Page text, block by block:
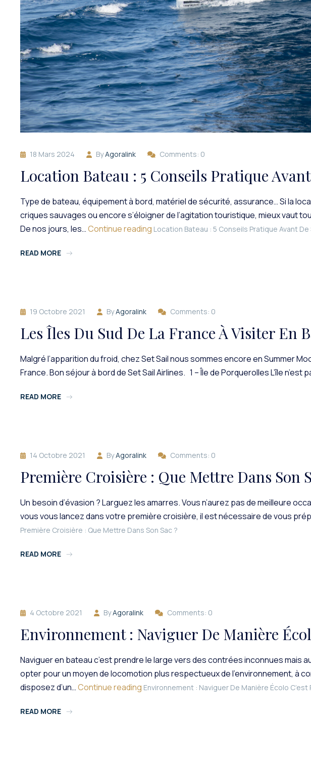
18 Mars 2024 ByAgoralink Comments: 0
Location Bateau : 5 Conseils Pratique
Type de bateau, équipement à bord, matériel de sécurité, assurance… Si la
criques sauvages ou encore s’éloigner de l’agitation touristique, mieux vaut
De nos jours, les…Continue reading Location Bateau : 5 Conseils Pratique Avant De
READ MORE
19 Octobre 2021 ByAgoralink Comments: 0
Les Îles Du Sud De La France À Visiter En
Malgré l’apparition du froid, chez Set Sail nous sommes encore en Summer
France. Bon séjour à bord de Set Sail Airlines. 1 – Île de Porquerolles L’île
READ MORE
14 Octobre 2021 ByAgoralink Comments: 0
Première Croisière : Que Mettre Dans Son
Un besoin d’évasion ? Larguez les amarres. Vous n’aurez pas de meilleure
vous vous lancez dans votre première croisière, il est nécessaire de vous
Première Croisière : Que Mettre Dans Son Sac ?
READ MORE
4 Octobre 2021 ByAgoralink Comments: 0
Environnement : Naviguer De Manière
Naviguer en bateau c’est prendre le large vers des contrées inconnues mais
opter pour un moyen de locomotion plus respectueux de l’environnement, à
disposez d’un…Continue reading Environnement : Naviguer De Manière Écolo C’est
READ MORE